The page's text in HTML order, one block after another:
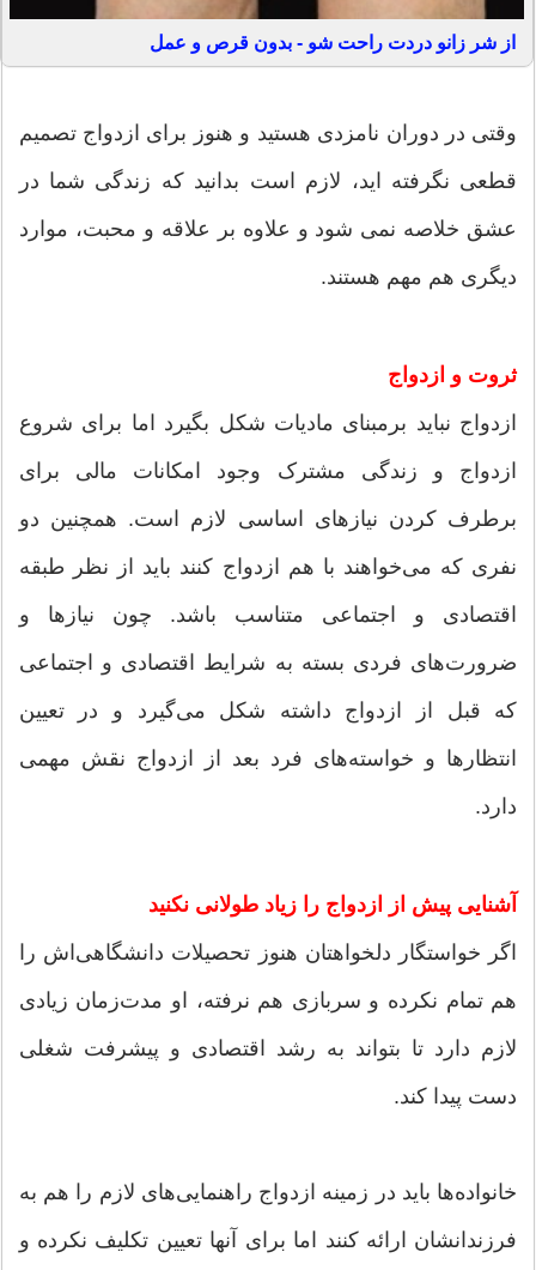
از شر زانو دردت راحت شو - بدون قرص و عمل
وقتی در دوران نامزدی هستید و هنوز برای ازدواج تصمیم
قطعی نگرفته اید، لازم است بدانید که زندگی شما در
عشق خلاصه نمی شود و علاوه بر علاقه و محبت، موارد
دیگری هم مهم هستند.
ثروت و ازدواج
ازدواج نباید برمبنای مادیات شکل بگیرد اما برای شروع
ازدواج و زندگی مشترک وجود امکانات مالی برای
برطرف کردن نیازهای اساسی لازم است. همچنین دو
نفری که می‌خواهند با هم ازدواج کنند باید از نظر طبقه
اقتصادی و اجتماعی متناسب باشد. چون نیازها و
ضرور‌ت‌های فردی بسته به شرایط اقتصادی و اجتماعی
که قبل از ازدواج داشته شکل می‌گیرد و در تعیین
انتظارها و خواسته‌های فرد بعد از ازدواج نقش مهمی
‌دارد.
آشنایی پیش از ازدواج را زیاد طولانی نکنید
اگر خواستگار دلخواهتان هنوز تحصیلات دانشگاهی‌اش را
هم تمام نکرده و سربازی هم نرفته، او مدت‌زمان زیادی
لازم دارد تا بتواند به رشد اقتصادی و پیشرفت شغلی
دست پیدا کند.
خانواده‌ها باید در زمینه ازدواج راهنمایی‌های لازم را هم به
فرزندانشان ارائه کنند اما برای آنها تعیین تکلیف نکرده و